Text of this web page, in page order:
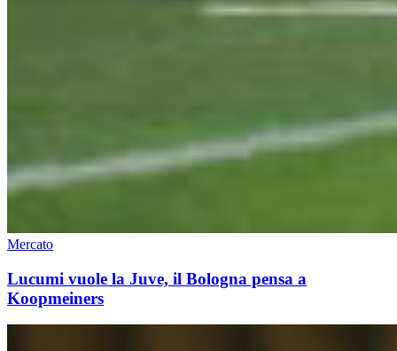
Mercato
Lucumi vuole la Juve, il Bologna pensa a
Koopmeiners